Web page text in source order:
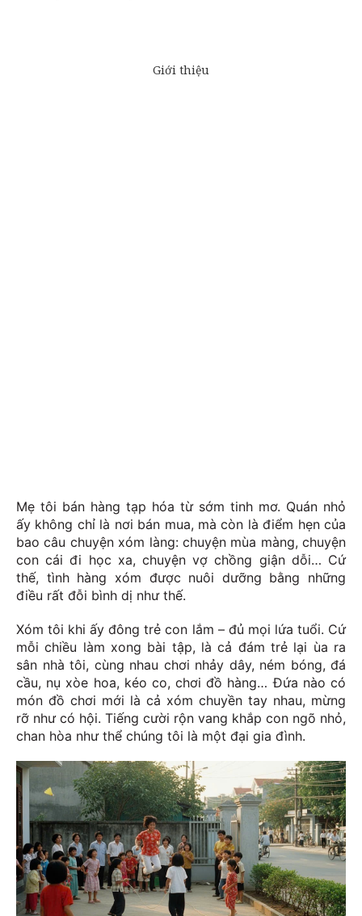
Mẹ tôi bán hàng tạp hóa từ sớm tinh mơ. Quán nhỏ
ấy không chỉ là nơi bán mua, mà còn là điểm hẹn của
bao câu chuyện xóm làng: chuyện mùa màng, chuyện
con cái đi học xa, chuyện vợ chồng giận dỗi… Cứ
thế, tình hàng xóm được nuôi dưỡng bằng những
điều rất đỗi bình dị như thế.
Xóm tôi khi ấy đông trẻ con lắm – đủ mọi lứa tuổi. Cứ
mỗi chiều làm xong bài tập, là cả đám trẻ lại ùa ra
sân nhà tôi, cùng nhau chơi nhảy dây, ném bóng, đá
cầu, nụ xòe hoa, kéo co, chơi đồ hàng… Đứa nào có
món đồ chơi mới là cả xóm chuyền tay nhau, mừng
rỡ như có hội. Tiếng cười rộn vang khắp con ngõ nhỏ,
chan hòa như thể chúng tôi là một đại gia đình.